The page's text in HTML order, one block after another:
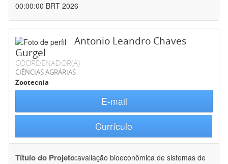
00:00:00 BRT 2026
Antonio Leandro Chaves
Gurgel
COORDENADOR(A)
CIÊNCIAS AGRÁRIAS
Zootecnia
E-mail
Currículo
Título do Projeto:avaliação bioeconômica de sistemas de